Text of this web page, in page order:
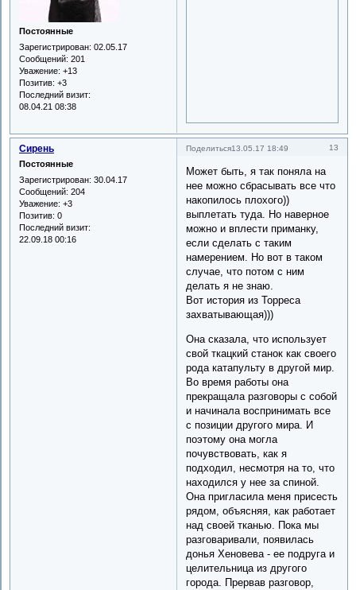
Постоянные
Зарегистрирован: 02.05.17
Сообщений: 201
Уважение: +13
Позитив: +3
Последний визит:
08.04.21 08:38
Поделиться 13
13.05.17 18:49
Сирень
Постоянные
Зарегистрирован: 30.04.17
Сообщений: 204
Уважение: +3
Позитив: 0
Последний визит:
22.09.18 00:16
Может быть, я так поняла на
нее можно сбрасывать все что
накопилось плохого))
выплетать туда. Но наверное
можно и вплести приманку,
если сделать с таким
намерением. Но вот в таком
случае, что потом с ним
делать я не знаю.
Вот история из Торреса
захватывающая)))
Она сказала, что использует
свой ткацкий станок как своего
рода катапульту в другой мир.
Во время работы она
прекращала разговоры с собой
и начинала воспринимать все
с позиции другого мира. И
поэтому она могла
почувствовать, как я
подходил, несмотря на то, что
находился у нее за спиной.
Она пригласила меня присесть
рядом, объясняя, как работает
над своей тканью. Пока мы
разговаривали, появилась
донья Хеновева - ее подруга и
целительница из другого
города. Прервав разговор,